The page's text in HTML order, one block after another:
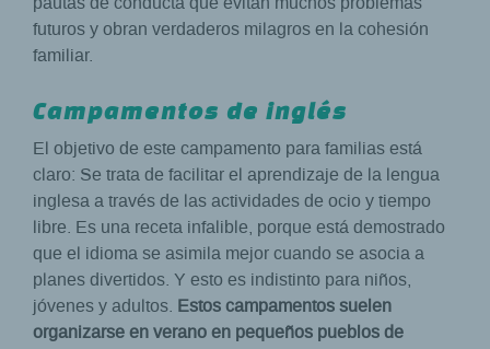
futuros y obran verdaderos milagros en la cohesión
familiar.
Campamentos de inglés
El objetivo de este campamento para familias está
claro: Se trata de facilitar el aprendizaje de la lengua
inglesa a través de las actividades de ocio y tiempo
libre. Es una receta infalible, porque está demostrado
que el idioma se asimila mejor cuando se asocia a
planes divertidos. Y esto es indistinto para niños,
jóvenes y adultos. Estos campamentos suelen
organizarse en verano en pequeños pueblos de